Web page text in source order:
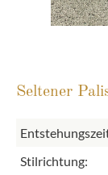
Seltener
Stilrichtung: